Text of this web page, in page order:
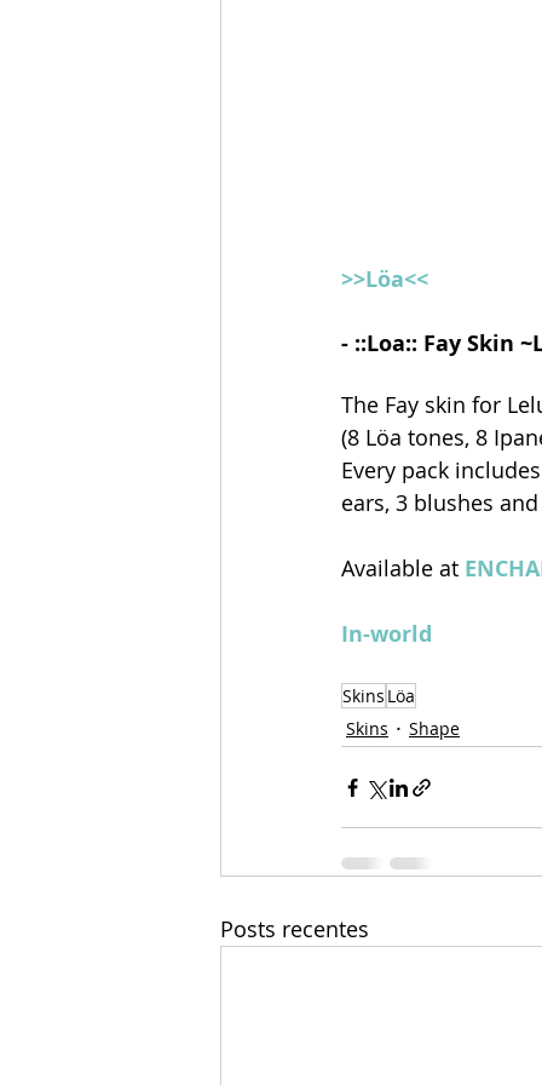
>>Löa<<
- ::Loa:: Fay Skin
The Fay skin for
(8 Löa tones, 8
Every pack
ears, 3 blushes
Available at
In-world
Skins Löa
Skins
Shape
Posts recentes